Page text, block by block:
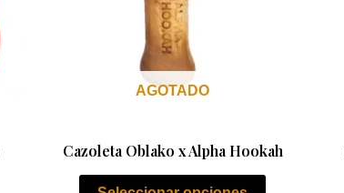
AGOTADO
Cazoleta Oblako x Alpha Hookah
la
página